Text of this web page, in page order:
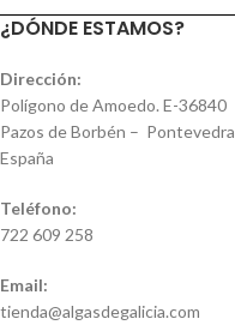
¿DÓNDE ESTAMOS?
Dirección:
Polígono de Amoedo. E-36840
Pazos de Borbén – Pontevedra
España
Teléfono:
722 609 258
Email:
tienda@algasdegalicia.com